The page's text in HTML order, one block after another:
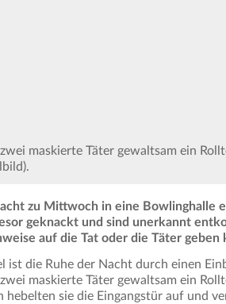
maskierte Täter gewaltsam ein
zu Mittwoch in eine Bowlinghalle
geknackt und sind unerkannt
auf die Tat oder die Täter geben
ist die Ruhe der Nacht durch einen
maskierte Täter gewaltsam ein
hebelten sie die Eingangstür auf und